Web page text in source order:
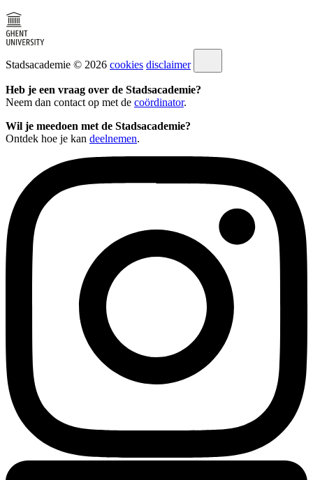
Stadsacademie © 2026 cookies disclaimer
Heb je een vraag over de Stadsacademie?
Neem dan contact op met de coördinator.
Wil je meedoen met de Stadsacademie?
Ontdek hoe je kan deelnemen.